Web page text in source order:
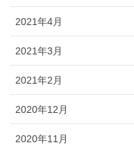
2021年4月
2021年3月
2021年2月
2020年12月
2020年11月